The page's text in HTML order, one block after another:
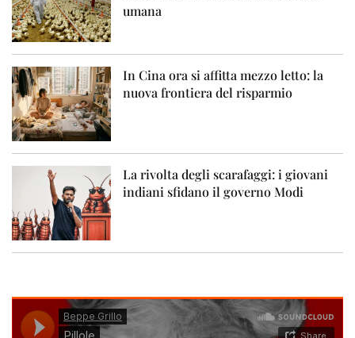
umana
In Cina ora si affitta mezzo letto: la
nuova frontiera del risparmio
La rivolta degli scarafaggi: i giovani
indiani sfidano il governo Modi